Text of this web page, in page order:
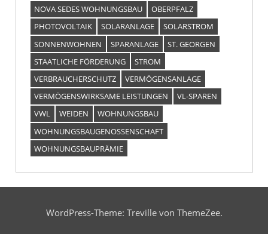
NOVA SEDES WOHNUNGSBAU
OBERPFALZ
PHOTOVOLTAIK
SOLARANLAGE
SOLARSTROM
SONNENWOHNEN
SPARANLAGE
ST. GEORGEN
STAATLICHE FÖRDERUNG
STROM
VERBRAUCHERSCHUTZ
VERMÖGENSANLAGE
VERMÖGENSWIRKSAME LEISTUNGEN
VL-SPAREN
VWL
WEIDEN
WOHNUNGSBAU
WOHNUNGSBAUGENOSSENSCHAFT
WOHNUNGSBAUPRÄMIE
WordPress-Theme: Treville von ThemeZee.